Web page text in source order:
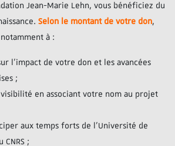
Jean-Marie Lehn, vous bénéficiez du
Selon le montant de votre don,
à :
l’impact de votre don et les avancées
;
en associant votre nom au projet
aux temps forts de l’Université de
;